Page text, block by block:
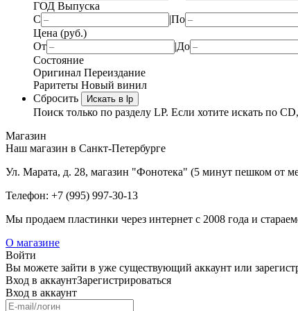
ГОД Выпуска
С
|По
Цена (руб.)
От
|До
Состояние
Оригинал Переиздание
Раритеты Новый винил
Сбросить
Искать в lp
Поиск только по разделу LP. Если хотите искать по
Магазин
Наш магазин в Санкт-Петербурге
Ул. Марата, д. 28, магазин "Фонотека" (5 минут пешком от
Телефон: +7 (995) 997-30-13
Мы продаем пластинки через интернет c 2008 года и
О магазине
Войти
Вы можете зайти в уже существующий аккаунт или
Вход в аккаунтЗарегистрироваться
Вход в аккаунт